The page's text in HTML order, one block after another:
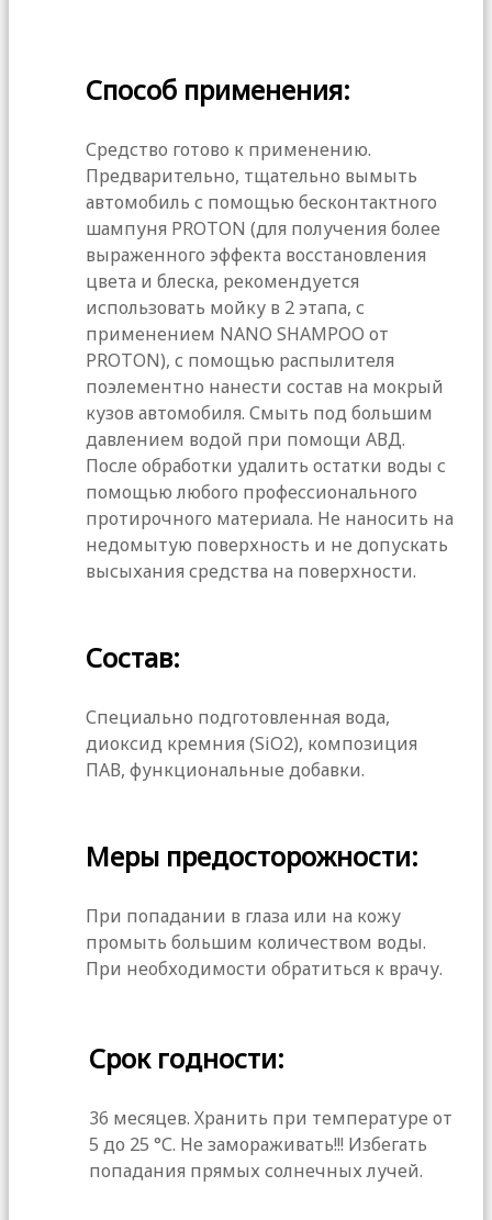
Способ применения:
Средство готово к применению.
Предварительно, тщательно вымыть
автомобиль с помощью бесконтактного
шампуня PROTON (для получения более
выраженного эффекта восстановления
цвета и блеска, рекомендуется
использовать мойку в 2 этапа, с
применением NANO SHAMPOO от
PROTON), с помощью распылителя
поэлементно нанести состав на мокрый
кузов автомобиля. Смыть под большим
давлением водой при помощи АВД.
После обработки удалить остатки воды с
помощью любого профессионального
протирочного материала. Не наносить на
недомытую поверхность и не допускать
высыхания средства на поверхности.
Состав:
Специально подготовленная вода,
диоксид кремния (SiO2), композиция
ПАВ, функциональные добавки.
Меры предосторожности:
При попадании в глаза или на кожу
промыть большим количеством воды.
При необходимости обратиться к врачу.
Срок годности:
36 месяцев. Хранить при температуре от
5 до 25 °С. Не замораживать!!! Избегать
попадания прямых солнечных лучей.